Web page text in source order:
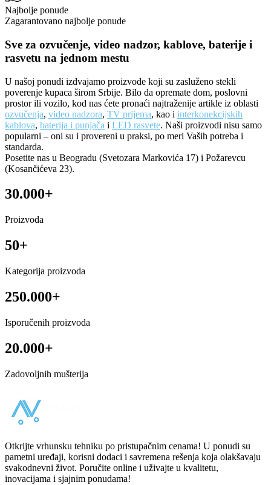
Najbolje ponude
Zagarantovano najbolje ponude
Sve za ozvučenje, video nadzor, kablove, baterije i
rasvetu na jednom mestu
U našoj ponudi izdvajamo proizvode koji su zasluženo stekli
poverenje kupaca širom Srbije. Bilo da opremate dom, poslovni
prostor ili vozilo, kod nas ćete pronaći najtraženije artikle iz oblasti
ozvučenja, video nadzora, TV prijema, kao i interkonekcijskih
kablova, baterija i punjača i LED rasvete. Naši proizvodi nisu samo
popularni – oni su i provereni u praksi, po meri Vaših potreba i
standarda.
Posetite nas u Beogradu (Svetozara Markovića 17) i Požarevcu
(Kosančićeva 23).
30.000+
Proizvoda
50+
Kategorija proizvoda
250.000+
Isporučenih proizvoda
20.000+
Zadovoljnih mušterija
Otkrijte vrhunsku tehniku po pristupačnim cenama! U ponudi su
pametni uređaji, korisni dodaci i savremena rešenja koja olakšavaju
svakodnevni život. Poručite online i uživajte u kvalitetu,
inovacijama i sjajnim ponudama!